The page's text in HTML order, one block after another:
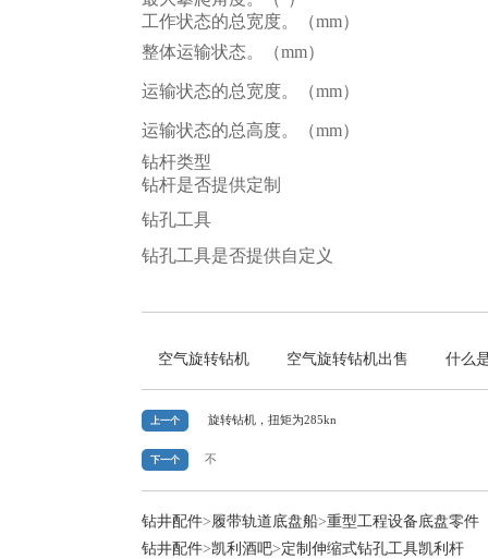
工作状态的总宽度。（mm）
整体运输状态。（mm）
运输状态的总宽度。（mm）
运输状态的总高度。（mm）
钻杆类型
钻杆是否提供定制
钻孔工具
钻孔工具是否提供自定义
空气旋转钻机 空气旋转钻机出售 什么
上一个 旋转钻机，扭矩为285kn
下一个 不
钻井配件>履带轨道底盘船>重型工程设备底盘零件
钻井配件>凯利酒吧>定制伸缩式钻孔工具凯利杆